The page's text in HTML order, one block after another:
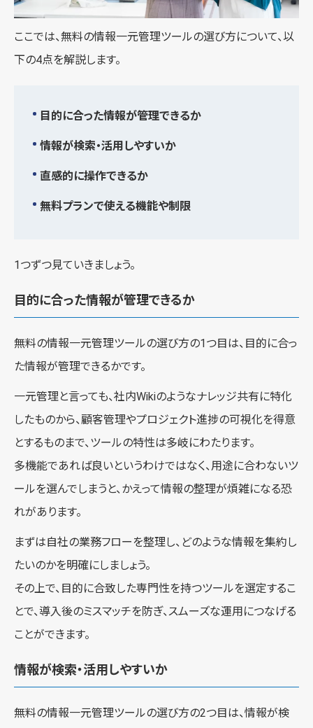
ここでは、無料の情報一元管理ツールの選び方について、以
下の4点を解説します。
目的に合った情報が管理できるか
情報が検索・活用しやすいか
直感的に操作できるか
無料プランで使える機能や制限
1つずつ見ていきましょう。
目的に合った情報が管理できるか
無料の情報一元管理ツールの選び方の1つ目は、目的に合っ
た情報が管理できるかです。
一元管理と言っても、社内Wikiのようなナレッジ共有に特化
したものから、顧客管理やプロジェクト進捗の可視化を得意
とするものまで、ツールの特性は多岐にわたります。
多機能であれば良いというわけではなく、用途に合わないツ
ールを選んでしまうと、かえって情報の整理が煩雑になる恐
れがあります。
まずは自社の業務フローを整理し、どのような情報を集約し
たいのかを明確にしましょう。
その上で、目的に合致した専門性を持つツールを選定するこ
とで、導入後のミスマッチを防ぎ、スムーズな運用につなげる
ことができます。
情報が検索・活用しやすいか
無料の情報一元管理ツールの選び方の2つ目は、情報が検